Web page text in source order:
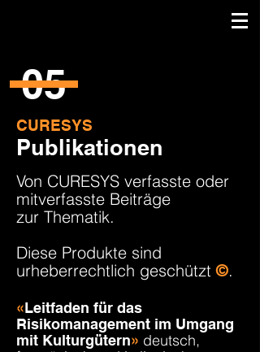
05
CURESYS
Publikationen
Von CURESYS verfasste oder
mitverfasste Beiträge
zur Thematik.
Diese Produkte sind
urheberrechtlich geschützt©.
«Leitfaden für das
Risikomanagement im Umgang
mit Kulturgütern» deutsch,